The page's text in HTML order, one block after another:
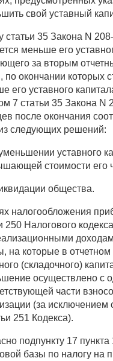
свой уставный
статьи 35 Закона N
меньше его
за вторым
по окончании которых
его уставного
7 статьи 35 Закона
после окончания
следующих решений:
уставного
стоимости его
общества.
налогообложения
250 Налогового
на которые в
(складочного)
осуществлено с
части
(за исключением
251 Кодекса).
подпункту 17
базы по налогу на